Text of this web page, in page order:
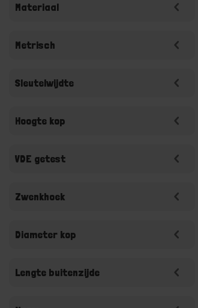
Materiaal
Metrisch
Sleutelwijdte
Hoogte kop
VDE getest
Zwenkhoek
Diameter kop
Lengte buitenzijde